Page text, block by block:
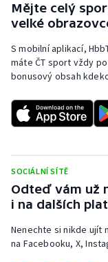
Mějte celý
velké
S mobilní aplikací,
máte ČT sport vždy
bonusový obsah
SOCIÁLNÍ SÍTĚ
Odteď vám už
i na dalších
Nenechte si nikde ujít
na Facebooku, X,